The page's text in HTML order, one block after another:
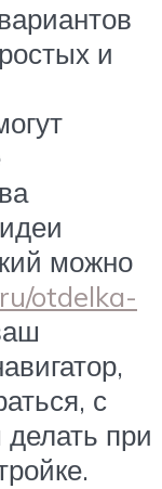
и
можно
otdelka-
с
делать при